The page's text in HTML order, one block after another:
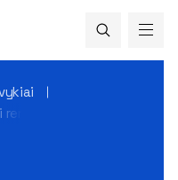
studijas